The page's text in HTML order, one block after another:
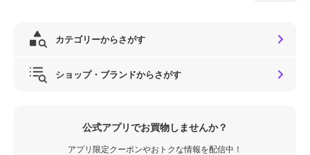
カテゴリーからさがす
ショップ・ブランドからさがす
公式アプリでお買物しませんか？
アプリ限定クーポンやおトクな情報を配信中！